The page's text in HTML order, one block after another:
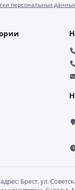
персональных
Брест, ул.